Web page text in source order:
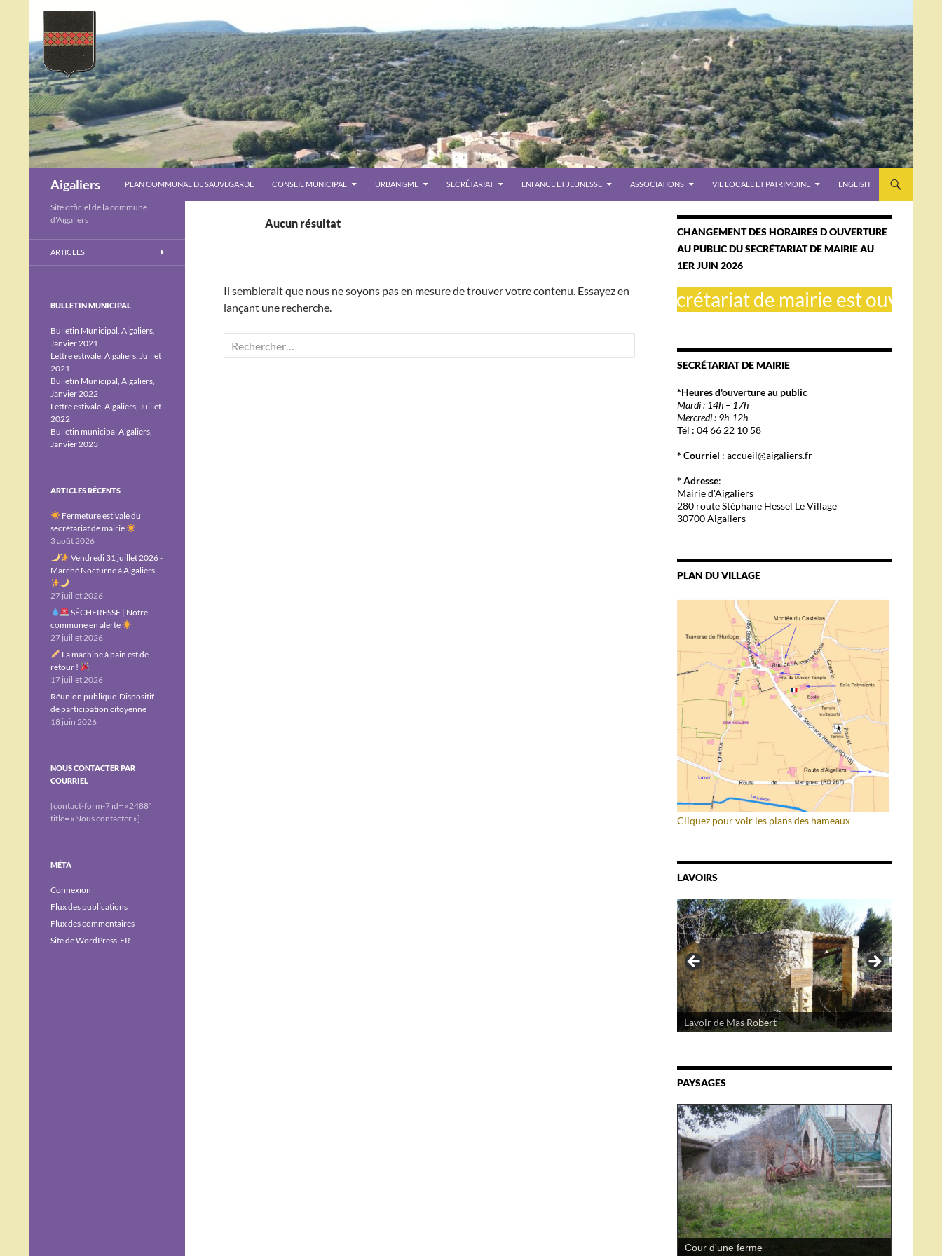
Aigaliers
PLAN COMMUNAL DE SAUVEGARDE
CONSEIL MUNICIPAL URBANISME SECRÉTARIAT ENFANCE ET JEUNESSE ASSOCIATIONS VIE LOCALE ET PATRIMOINE ENGLISH
Aucun résultat
Il semblerait que nous ne soyons pas en mesure de trouver votre contenu. Essayez en
lançant une recherche.
Rechercher :
CHANGEMENT DES HORAIRES D OUVERTURE
AU PUBLIC DU SECRÉTARIAT DE MAIRIE AU
1ER JUIN 2026
Le secrétariat de mairie est ouvert le
SECRÉTARIAT DE MAIRIE
*Heures d'ouverture au public
Mardi : 14h – 17h
Mercredi : 9h-12h
Tél : 04 66 22 10 58
* Courriel : accueil@aigaliers.fr
* Adresse:
Mairie d'Aigaliers
280 route Stéphane Hessel Le Village
30700 Aigaliers
PLAN DU VILLAGE
Cliquez pour voir les plans des hameaux
LAVOIRS
Lavoir de Mas Robert
PAYSAGES
Cour d'une ferme
Site officiel de la commune
d'Aigaliers
ARTICLES
BULLETIN MUNICIPAL
Bulletin Municipal, Aigaliers,
Janvier 2021
Lettre estivale, Aigaliers, Juillet
2021
Bulletin Municipal, Aigaliers,
Janvier 2022
Lettre estivale, Aigaliers, Juillet
2022
Bulletin municipal Aigaliers,
Janvier 2023
ARTICLES RÉCENTS
Fermeture estivale du
secrétariat de mairie
3 août 2026
Vendredi 31 juillet 2026 -
Marché Nocturne à Aigaliers
27 juillet 2026
SÉCHERESSE | Notre
commune en alerte
27 juillet 2026
La machine à pain est de
retour !
17 juillet 2026
Réunion publique-Dispositif
de participation citoyenne
18 juin 2026
NOUS CONTACTER PAR
COURRIEL
[contact-form-7 id= »2488″
title= »Nous contacter »]
MÉTA
Connexion
Flux des publications
Flux des commentaires
Site de WordPress-FR